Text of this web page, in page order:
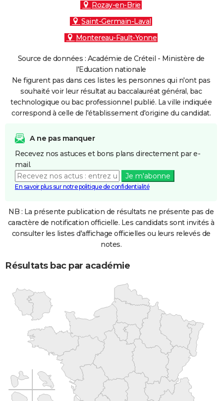
Rozay-en-Brie
Saint-Germain-Laval
Montereau-Fault-Yonne
Source de données : Académie de Créteil - Ministère de
l'Education nationale
Ne figurent pas dans ces listes les personnes qui n'ont pas
souhaité voir leur résultat au baccalauréat général, bac
technologique ou bac professionnel publié. La ville indiquée
correspond à celle de l'établissement d'origine du candidat.
A ne pas manquer
Recevez nos astuces et bons plans directement par e-
mail.
Je m'abonne
En savoir plus sur notre politique de confidentialité
NB : La présente publication de résultats ne présente pas de
caractère de notification officielle. Les candidats sont invités à
consulter les listes d'affichage officielles ou leurs relevés de
notes.
Résultats bac par académie